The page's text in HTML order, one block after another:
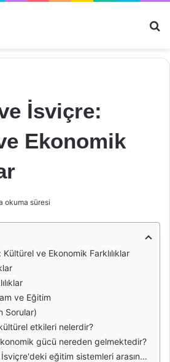
İsviçre:
Ekonomik
okuma süresi
ve Ekonomik Farklılıklar
ve Eğitim
Sorular)
etkileri nelerdir?
gücü nereden gelmektedir?
eğitim sistemleri arasındaki farklar nelerdir?